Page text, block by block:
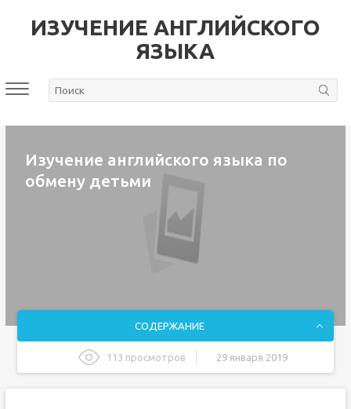
ИЗУЧЕНИЕ АНГЛИЙСКОГО
ЯЗЫКА
Изучение английского языка по
обмену детьми
СОДЕРЖАНИЕ
113 просмотров 29 января 2019